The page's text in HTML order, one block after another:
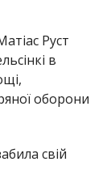
Руст
в
оборони
свій